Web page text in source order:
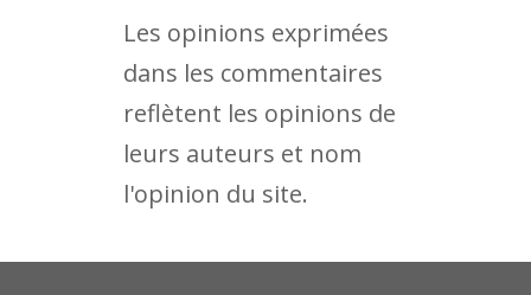
Les opinions exprimées
dans les commentaires
reflètent les opinions de
leurs auteurs et nom
l'opinion du site.